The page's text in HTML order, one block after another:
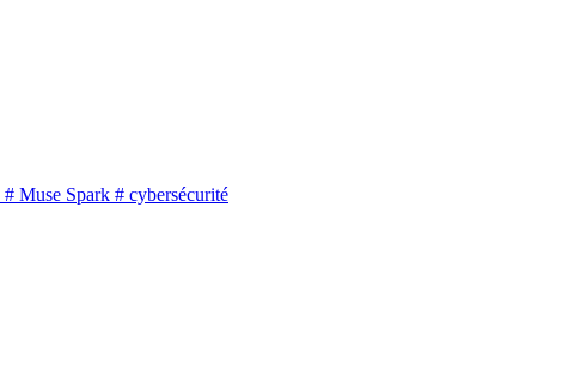
# Muse Spark # cybersécurité